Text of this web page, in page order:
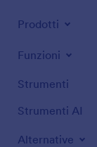
Prodotti
Funzioni
Strumenti
Strumenti AI
Alternative